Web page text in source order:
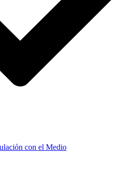
con el Medio